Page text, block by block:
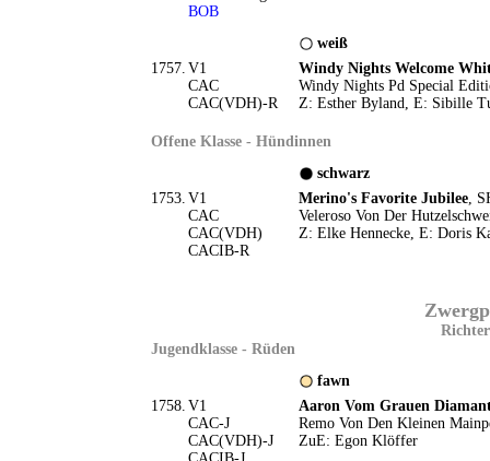
BOB
weiß
1757. V1
CAC
CAC(VDH)-R
Windy Nights Welcome
Windy Nights Pd Special
Z: Esther Byland, E: Sibille
Offene Klasse - Hündinnen
schwarz
1753. V1
CAC
CAC(VDH)
CACIB-R
Merino's Favorite Jubilee,
Veleroso Von Der
Z: Elke Hennecke, E: Doris
Jugendklasse - Rüden
fawn
1758. V1
CAC-J
CAC(VDH)-J
Aaron Vom Grauen
Remo Von Den Kleinen
ZuE: Egon Klöffer